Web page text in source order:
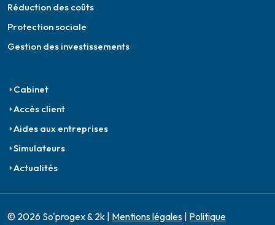
Réduction des coûts
Protection sociale
Gestion des investissements
Cabinet
Accès client
Aides aux entreprises
Simulateurs
Actualités
© 2026 So'progex & 2k | Mentions légales | Politique